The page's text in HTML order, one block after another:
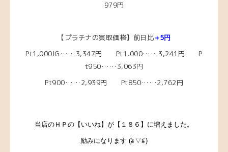
979円
【プラチナの買取価格】前日比 ＋5円
Pt1,000IG……3,347円 Pt1,000……3,241円 P
t950……3,063円
Pt900……2,939円 Pt850……2,762円
当店のＨＰの【いいね】が【１８６】に増えました。
励みになります (≧▽≦)